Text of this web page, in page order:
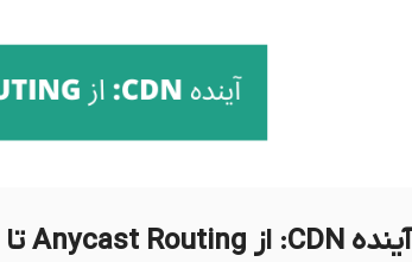
آینده CDN: از Anycast Routing تا Edge AI در تحویل محتوا